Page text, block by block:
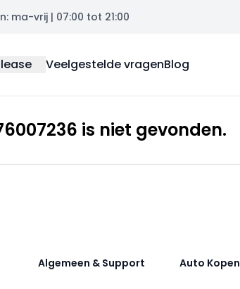
ma-vrij | 07:00 tot 21:00
Veelgestelde vragenBlog
is niet gevonden.
Algemeen & Support Auto Kopen